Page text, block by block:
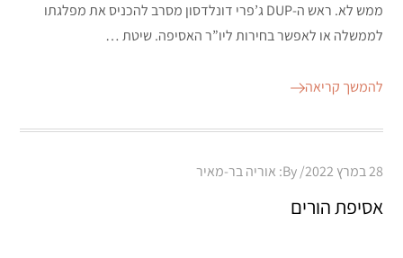
ממש לא. ראש ה-DUP ג’פרי דונלדסון מסרב להכניס את מפלגתו
לממשלה או לאפשר בחירות ליו”ר האסיפה. שיטת …
להמשך קריאה
Posted
28 במרץ 2022 By: אוריה בר-מאיר
אסיפת הורים